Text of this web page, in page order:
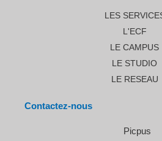
LES
L'ECF
LE CAMPUS
LE STUDIO
LE RESEAU
Contactez-nous
Picpus